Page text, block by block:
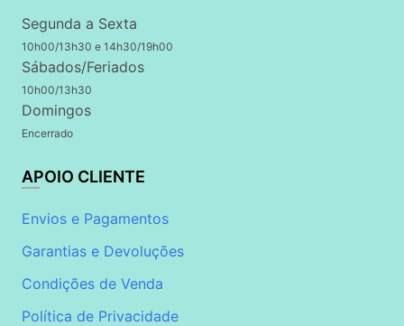
Segunda a Sexta
10h00/13h30 e 14h30/19h00
Sábados/Feriados
10h00/13h30
Domingos
Encerrado
APOIO CLIENTE
Envios e Pagamentos
Garantias e Devoluções
Condições de Venda
Política de Privacidade